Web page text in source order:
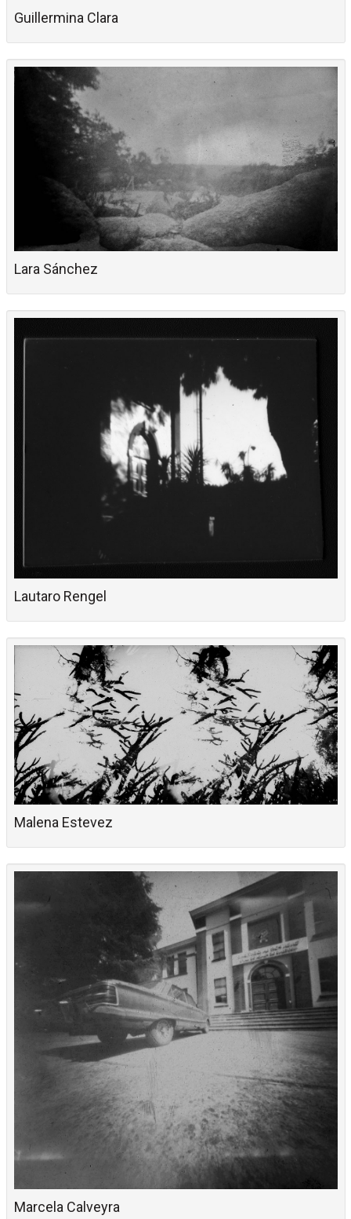
Guillermina Clara
Lara Sánchez
Lautaro Rengel
Malena Estevez
Marcela Calveyra